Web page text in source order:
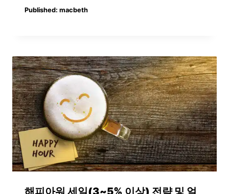
Published: macbeth
해피아워 세일(3~5% 이상) 전략 및 얼